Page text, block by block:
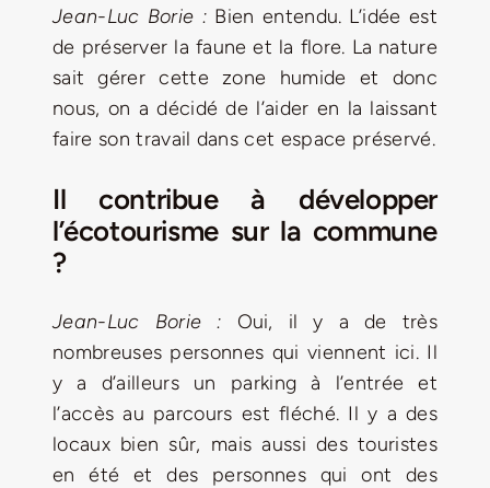
Jean-Luc Borie : Bien entendu. L’idée est
de préserver la faune et la flore. La nature
sait gérer cette zone humide et donc
nous, on a décidé de l’aider en la laissant
faire son travail dans cet espace préservé.
Il contribue à développer
l’écotourisme sur la commune
?
Jean-Luc Borie : Oui, il y a de très
nombreuses personnes qui viennent ici. Il
y a d’ailleurs un parking à l’entrée et
l’accès au parcours est fléché. Il y a des
locaux bien sûr, mais aussi des touristes
en été et des personnes qui ont des